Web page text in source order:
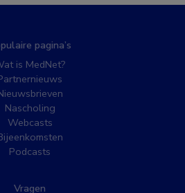
pagina’s
is MedNet?
Nascholing
Webcasts
Podcasts
Vragen